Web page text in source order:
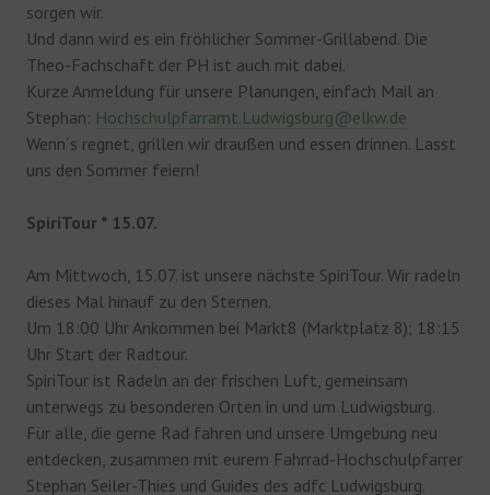
sorgen wir.
Und dann wird es ein fröhlicher Sommer-Grillabend. Die
Theo-Fachschaft der PH ist auch mit dabei.
Kurze Anmeldung für unsere Planungen, einfach Mail an
Stephan: Hochschulpfarramt.Ludwigsburg@elkw.de
Wenn´s regnet, grillen wir draußen und essen drinnen. Lasst
uns den Sommer feiern!
SpiriTour * 15.07.
Am Mittwoch, 15.07. ist unsere nächste SpiriTour. Wir radeln
dieses Mal hinauf zu den Sternen.
Um 18:00 Uhr Ankommen bei Markt8 (Marktplatz 8); 18:15
Uhr Start der Radtour.
SpiriTour ist Radeln an der frischen Luft, gemeinsam
unterwegs zu besonderen Orten in und um Ludwigsburg.
Für alle, die gerne Rad fahren und unsere Umgebung neu
entdecken, zusammen mit eurem Fahrrad-Hochschulpfarrer
Stephan Seiler-Thies und Guides des adfc Ludwigsburg.